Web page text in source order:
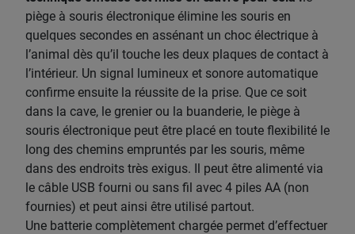
piège à souris électronique élimine les souris en
quelques secondes en assénant un choc électrique à
l’animal dès qu’il touche les deux plaques de contact à
l’intérieur. Un signal lumineux et sonore automatique
confirme ensuite la réussite de la prise. Que ce soit
dans la cave, le grenier ou la buanderie, le piège à
souris électronique peut être placé en toute flexibilité le
long des chemins empruntés par les souris, même
dans des endroits très exigus. Il peut être alimenté via
le câble USB fourni ou sans fil avec 4 piles AA (non
fournies) et peut ainsi être utilisé partout.
Une batterie complètement chargée permet d’effectuer